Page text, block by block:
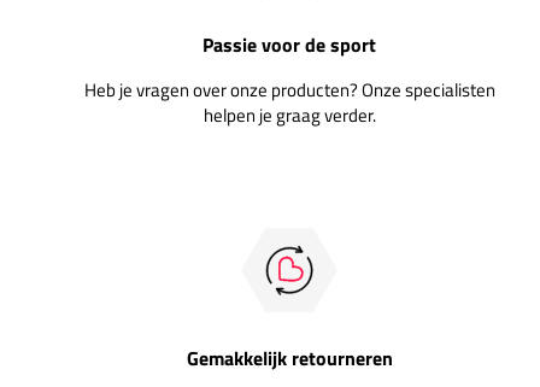
Passie voor de sport
Heb je vragen over onze producten? Onze specialisten
helpen je graag verder.
Gemakkelijk retourneren